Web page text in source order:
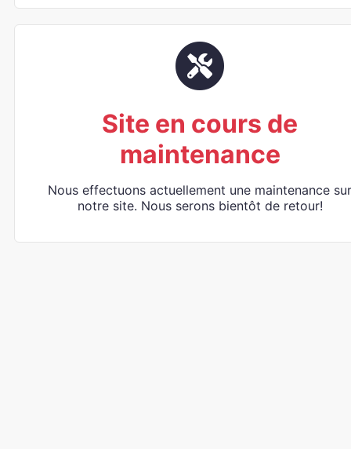
Site en cours de
maintenance
Nous effectuons actuellement une maintenance sur
notre site. Nous serons bientôt de retour!